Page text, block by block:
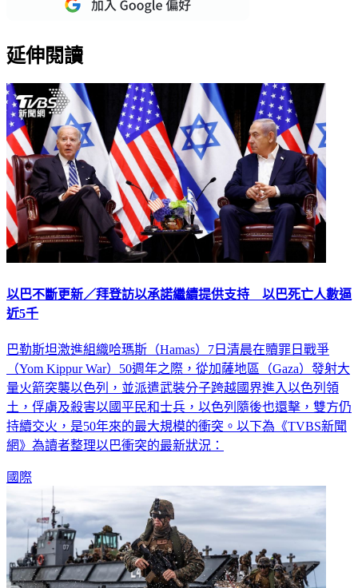
延伸閱讀
以巴不斷更新／拜登訪以承諾繼續提供支持 以巴死亡人數逼
近5千
巴勒斯坦激進組織哈瑪斯（Hamas）7日清晨在贖罪日戰爭
（Yom Kippur War）50週年之際，從加薩地區（Gaza）發射大
量火箭突襲以色列，並派遣武裝分子跨越國界進入以色列領
土，俘虜及殺害以國平民和士兵，以色列隨後也還擊，雙方仍
持續交火，是50年來的最大規模的衝突。以下為《TVBS新聞
網》為讀者整理以巴衝突的最新狀況：
國際